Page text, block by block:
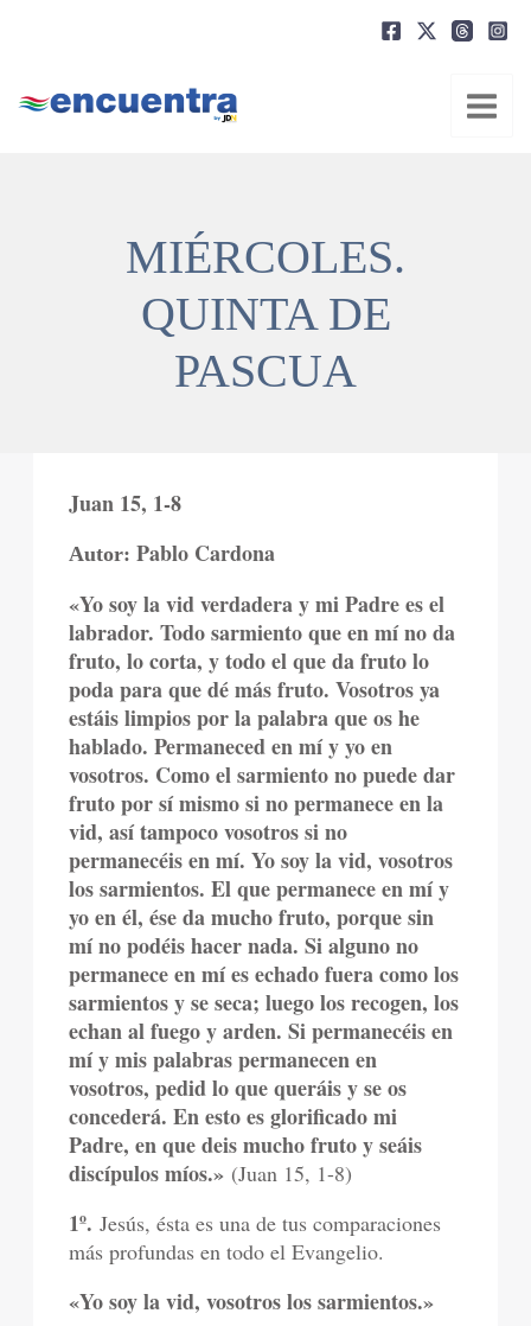
MIÉRCOLES.
QUINTA DE
PASCUA
Juan 15, 1-8
Autor:Pablo Cardona
«Yo soy la vid verdadera y mi Padre es el
labrador. Todo sarmiento que en mí no da
fruto, lo corta, y todo el que da fruto lo
poda para que dé más fruto. Vosotros ya
estáis limpios por la palabra que os he
hablado. Permaneced en mí y yo en
vosotros. Como el sarmiento no puede dar
fruto por sí mismo si no permanece en la
vid, así tampoco vosotros si no
permanecéis en mí. Yo soy la vid, vosotros
los sarmientos. El que permanece en mí y
yo en él, ése da mucho fruto, porque sin
mí no podéis hacer nada. Si alguno no
permanece en mí es echado fuera como los
sarmientos y se seca; luego los recogen, los
echan al fuego y arden. Si permanecéis en
mí y mis palabras permanecen en
vosotros, pedid lo que queráis y se os
concederá. En esto es glorificado mi
Padre, en que deis mucho fruto y seáis
discípulos míos.» (Juan 15, 1-8)
1º. Jesús, ésta es una de tus comparaciones
más profundas en todo el Evangelio.
«Yo soy la vid, vosotros los sarmientos.»